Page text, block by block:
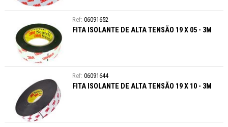
06091652
FITA ISOLANTE DE ALTA TENSÃO 19 X 05 - 3M
06091644
FITA ISOLANTE DE ALTA TENSÃO 19 X 10 - 3M